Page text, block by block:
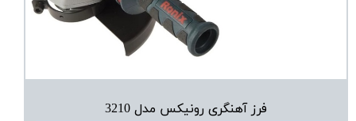
فرز آهنگری رونیکس مدل 3210